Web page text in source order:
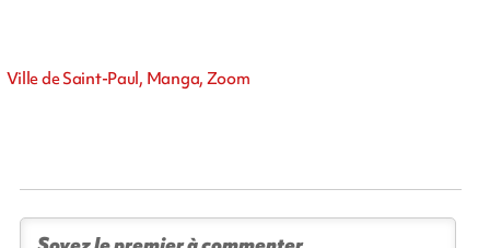
Ville de Saint-Paul, Manga, Zoom